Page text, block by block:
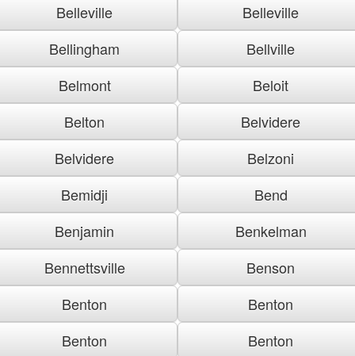
Belleville
Belleville
Bellingham
Bellville
Belmont
Beloit
Belton
Belvidere
Belvidere
Belzoni
Bemidji
Bend
Benjamin
Benkelman
Bennettsville
Benson
Benton
Benton
Benton
Benton